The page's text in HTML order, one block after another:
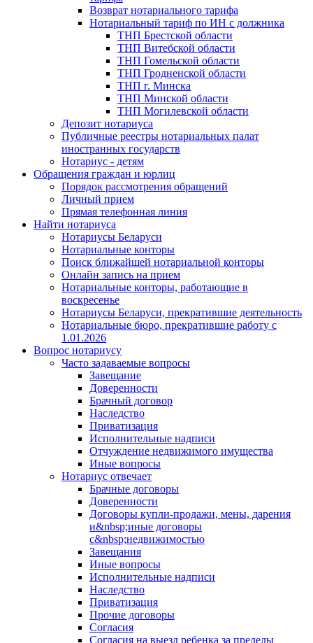
Возврат нотариального тарифа
Нотариальный тариф по ИН с должника
ТНП Брестской области
ТНП Витебской области
ТНП Гомельской области
ТНП Гродненской области
ТНП г. Минска
ТНП Минской области
ТНП Могилевской области
Депозит нотариуса
Публичные реестры нотариальных палат
иностранных государств
Нотариус - детям
Обращения граждан и юрлиц
Порядок рассмотрения обращений
Личный прием
Прямая телефонная линия
Найти нотариуса
Нотариусы Беларуси
Нотариальные конторы
Поиск ближайшей нотариальной конторы
Онлайн запись на прием
Нотариальные конторы, работающие в
воскресенье
Нотариусы Беларуси, прекратившие деятельность
Нотариальные бюро, прекратившие работу с
1.01.2026
Вопрос нотариусу
Часто задаваемые вопросы
Завещание
Доверенности
Брачный договор
Наследство
Приватизация
Исполнительные надписи
Отчуждение недвижимого имущества
Иные вопросы
Нотариус отвечает
Брачные договоры
Доверенности
Договоры купли-продажи, мены, дарения
и&nbsp;иные договоры
с&nbsp;недвижимостью
Завещания
Иные вопросы
Исполнительные надписи
Наследство
Приватизация
Прочие договоры
Согласия
Согласия на выезд ребенка за пределы